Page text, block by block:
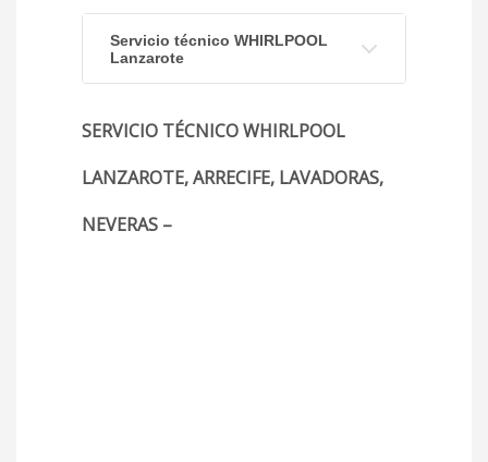
Servicio técnico WHIRLPOOL
Lanzarote
SERVICIO TÉCNICO WHIRLPOOL
LANZAROTE, ARRECIFE, LAVADORAS,
NEVERAS –